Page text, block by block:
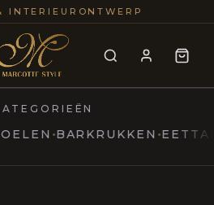
INTERIEURONTWERP25+
BARKRUKKEN EETTAFELS